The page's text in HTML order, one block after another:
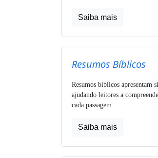
Saiba mais
Resumos Bíblicos
Resumos bíblicos apresentam
ajudando leitores a
cada passagem.
Saiba mais